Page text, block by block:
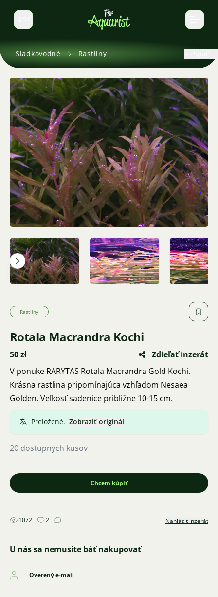
Prepnúť jazyk
Sladkovodné Rastliny
Rastliny
Rotala Macrandra Kochi
50 zł
Zdieľať inzerát
V ponuke RARYTAS Rotala Macrandra Gold Kochi.
Krásna rastlina pripomínajúca vzhľadom Nesaea
Golden. Veľkosť sadenice približne 10-15 cm.
Preložené. Zobraziť originál
20 dostupných kusov
Chcem kúpiť
1072 2 Nahlásiť inzerát
U nás sa nemusíte báť nakupovať
Overený e-mail